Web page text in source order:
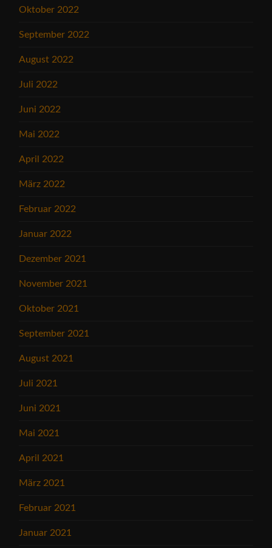
Oktober 2022
September 2022
August 2022
Juli 2022
Juni 2022
Mai 2022
April 2022
März 2022
Februar 2022
Januar 2022
Dezember 2021
November 2021
Oktober 2021
September 2021
August 2021
Juli 2021
Juni 2021
Mai 2021
April 2021
März 2021
Februar 2021
Januar 2021